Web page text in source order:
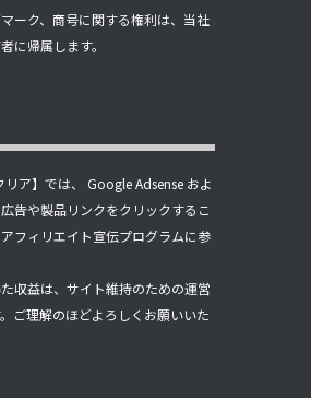
ーク、商号に関する権利は、当社
に帰属します。
ア】では、 Google Adsense およ
告や製品リンクをクリックするこ
フィリエイト宣伝プログラムに参
収益は、サイト維持のための運営
ご理解のほどよろしくお願いいた